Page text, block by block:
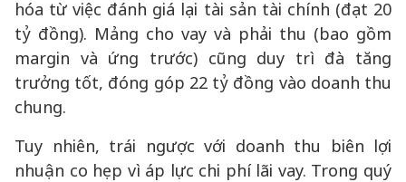
hóa từ việc đánh giá lại tài sản tài chính (đạt 20
tỷ đồng). Mảng cho vay và phải thu (bao gồm
margin và ứng trước) cũng duy trì đà tăng
trưởng tốt, đóng góp 22 tỷ đồng vào doanh thu
chung.
Tuy nhiên, trái ngược với doanh thu biên lợi
nhuận co hẹp vì áp lực chi phí lãi vay. Trong quý